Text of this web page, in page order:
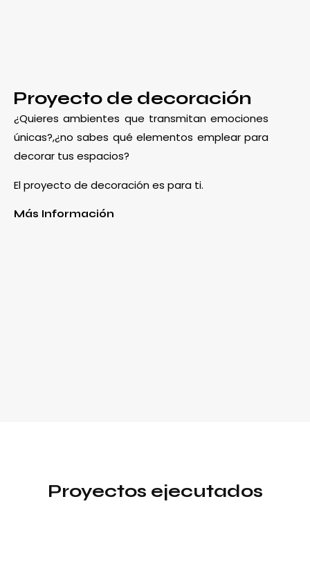
Proyecto de decoración
¿Quieres ambientes que transmitan emociones
únicas?,¿no sabes qué elementos emplear para
decorar tus espacios?
El proyecto de decoración es para ti.
Más Información
Proyectos ejecutados